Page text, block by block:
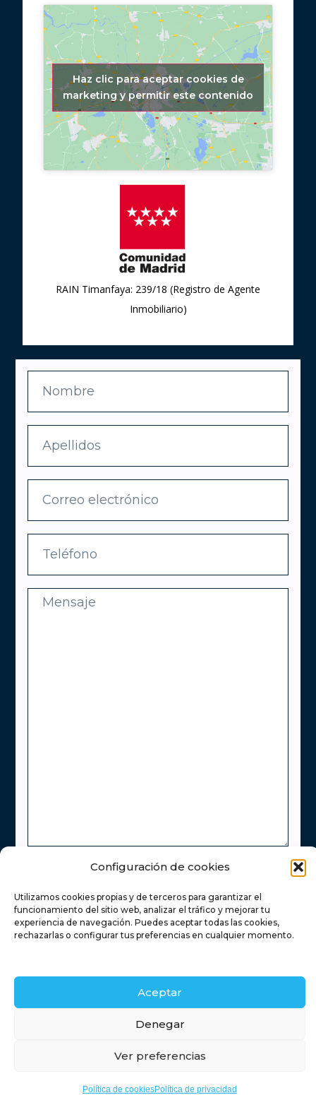
Configuración de cookies
Utilizamos cookies propias y de terceros para garantizar el
funcionamiento del sitio web, analizar el tráfico y mejorar tu
experiencia de navegación. Puedes aceptar todas las cookies,
rechazarlas o configurar tus preferencias en cualquier momento.
Aceptar
Denegar
Ver preferencias
Política de cookiesPolítica de privacidad
Haz clic para aceptar cookies de
marketing y permitir este contenido
RAIN Timanfaya: 239/18 (Registro de Agente
Inmobiliario)
He leído y acepto laPolítica de Privacidad
Enviar